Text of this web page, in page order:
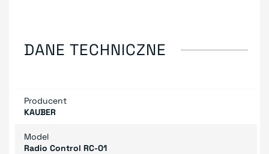
DANE TECHNICZNE
Producent
KAUBER
Model
Radio Control RC-01